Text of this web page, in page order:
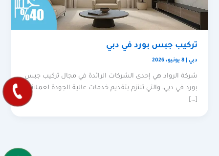
تركيب جبس بورد في دبي
دبي |8 يونيو، 2026
شركة الرواد هي إحدى الشركات الرائدة في مجال تركيب جبس
بورد في دبي، والتي تلتزم بتقديم خدمات عالية الجودة لعملائها
[…]